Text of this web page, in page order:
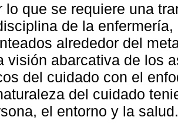
lo que se requiere una
de la
alrededor del
visión abarcativa de los
del cuidado con el
del cuidado
el entorno y la salud.